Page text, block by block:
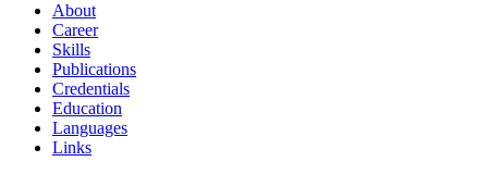
About
Career
Skills
Publications
Credentials
Education
Languages
Links